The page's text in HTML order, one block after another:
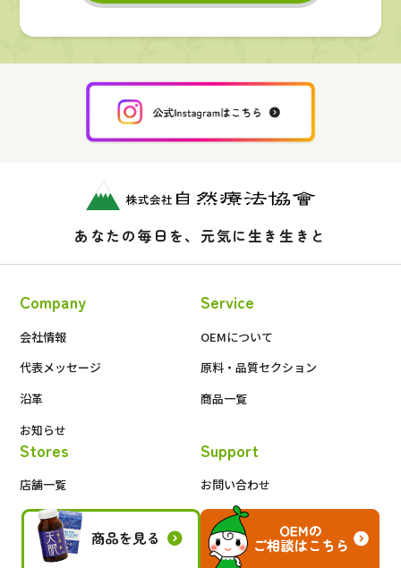
あなたの毎日を、元気に生き生きと
Company
会社情報
代表メッセージ
沿革
お知らせ
Service
OEMについて
原料・品質セクション
商品一覧
Stores
店舗一覧
Support
お問い合わせ
会員限定ページ
プライバシーポリシー